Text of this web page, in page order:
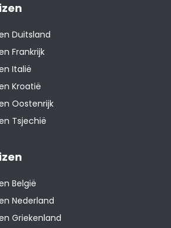
Duitsland
Frankrijk
Italië
Kroatië
Oostenrijk
Tsjechië
België
Nederland
Griekenland